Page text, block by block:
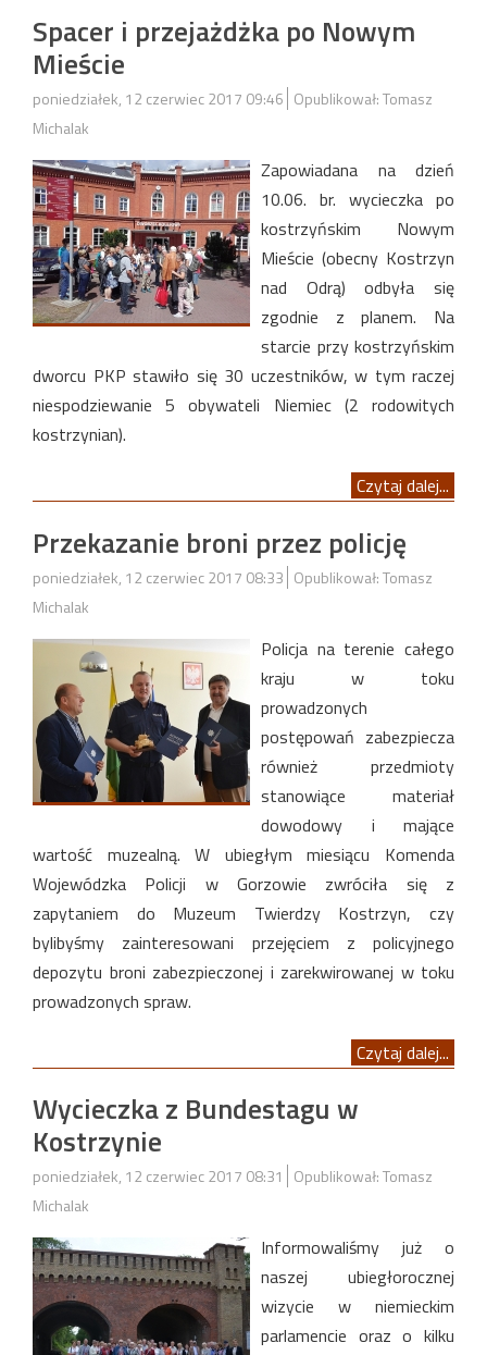
Spacer i przejażdżka po Nowym
Mieście
poniedziałek, 12 czerwiec 2017 09:46 Opublikował: Tomasz
Michalak
Zapowiadana na dzień
10.06. br. wycieczka po
kostrzyńskim Nowym
Mieście (obecny Kostrzyn
nad Odrą) odbyła się
zgodnie z planem. Na
starcie przy kostrzyńskim
dworcu PKP stawiło się 30 uczestników, w tym raczej
niespodziewanie 5 obywateli Niemiec (2 rodowitych
kostrzynian).
Czytaj dalej...
Przekazanie broni przez policję
poniedziałek, 12 czerwiec 2017 08:33 Opublikował: Tomasz
Michalak
Policja na terenie całego
kraju w toku
prowadzonych
postępowań zabezpiecza
również przedmioty
stanowiące materiał
dowodowy i mające
wartość muzealną. W ubiegłym miesiącu Komenda
Wojewódzka Policji w Gorzowie zwróciła się z
zapytaniem do Muzeum Twierdzy Kostrzyn, czy
bylibyśmy zainteresowani przejęciem z policyjnego
depozytu broni zabezpieczonej i zarekwirowanej w toku
prowadzonych spraw.
Czytaj dalej...
Wycieczka z Bundestagu w
Kostrzynie
poniedziałek, 12 czerwiec 2017 08:31
Opublikował: Tomasz
Michalak
Informowaliśmy już o
naszej ubiegłorocznej
wizycie w niemieckim
parlamencie oraz o kilku